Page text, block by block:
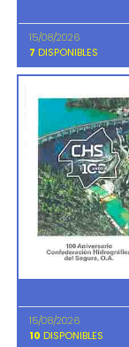
15/08/2026
7 DISPONIBLES
15/08/2026
10 DISPONIBLES